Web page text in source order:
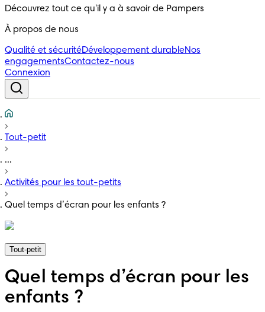
Découvrez tout ce qu'il y a à savoir de Pampers
À propos de nous
Qualité et sécuritéDéveloppement durableNos
engagementsContactez-nous
Connexion
Tout-petit
...
Activités pour les tout-petits
Quel temps d’écran pour les enfants ?
Tout-petit
Quel temps d’écran pour les
enfants ?